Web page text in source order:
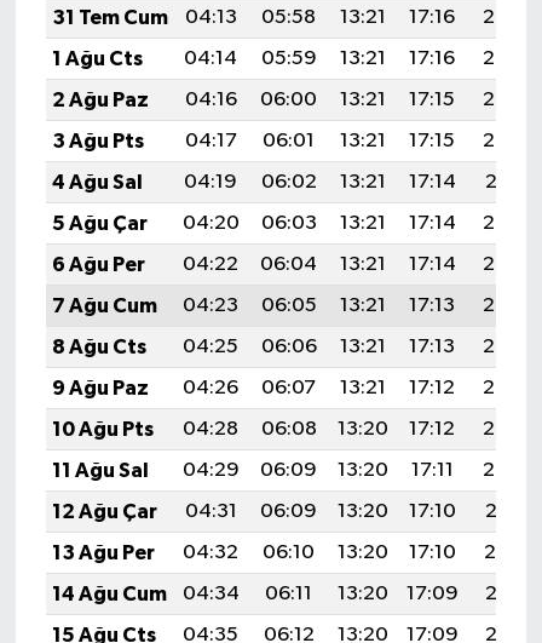
31 Tem Cum
04:13 05:58 13:21 17:16
20:35
1 Ağu Cts
04:14 05:59 13:21 17:16
20:34
2 Ağu Paz
04:16 06:00 13:21 17:15
20:33
3 Ağu Pts
04:17 06:01 13:21 17:15
20:32
4 Ağu Sal
04:19 06:02 13:21 17:14
20:31
5 Ağu Çar
04:20 06:03 13:21 17:14
20:30
6 Ağu Per
04:22 06:04 13:21 17:14
20:28
7 Ağu Cum
04:23 06:05 13:21 17:13
20:27
8 Ağu Cts
04:25 06:06 13:21 17:13
20:26
9 Ağu Paz
04:26 06:07 13:21 17:12
20:25
10 Ağu Pts
04:28 06:08 13:20 17:12
20:23
11 Ağu Sal
04:29 06:09 13:20 17:11
20:22
12 Ağu Çar
04:31 06:09 13:20 17:10
20:21
13 Ağu Per
04:32 06:10 13:20 17:10
20:19
14 Ağu Cum
04:34 06:11 13:20 17:09
20:18
15 Ağu Cts
04:35 06:12 13:20 17:09
20:17